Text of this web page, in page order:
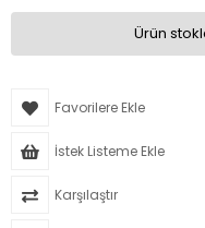
Ürün
Favorilere Ekle
İstek Listeme Ekle
Karşılaştır